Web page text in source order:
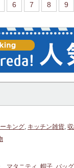
6 7 8 9
キング, キッチン雑貨,